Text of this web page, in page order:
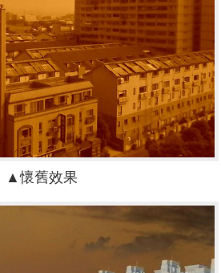
▲懷舊效果